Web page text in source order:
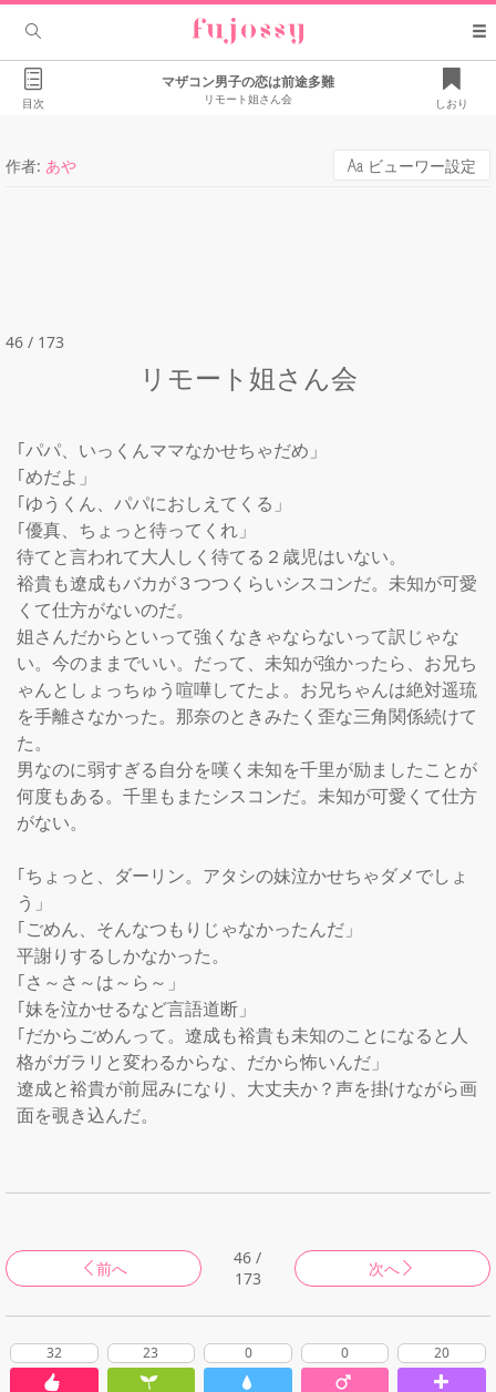
目次
マザコン男子の恋は前途多難
リモート姐さん会 しおり
作者: あや ビューワー設定
46 / 173
リモート姐さん会
｢パパ、いっくんママなかせちゃだめ」
｢めだよ」
｢ゆうくん、パパにおしえてくる」
｢優真、ちょっと待ってくれ」
待てと言われて大人しく待てる２歳児はいない。
裕貴も遼成もバカが３つつくらいシスコンだ。未知が可愛
くて仕方がないのだ。
姐さんだからといって強くなきゃならないって訳じゃな
い。今のままでいい。だって、未知が強かったら、お兄ち
ゃんとしょっちゅう喧嘩してたよ。お兄ちゃんは絶対遥琉
を手離さなかった。那奈のときみたく歪な三角関係続けて
た。
男なのに弱すぎる自分を嘆く未知を千里が励ましたことが
何度もある。千里もまたシスコンだ。未知が可愛くて仕方
がない。
｢ちょっと、ダーリン。アタシの妹泣かせちゃダメでしょ
う」
｢ごめん、そんなつもりじゃなかったんだ」
平謝りするしかなかった。
｢さ～さ～は～ら～」
｢妹を泣かせるなど言語道断」
｢だからごめんって。遼成も裕貴も未知のことになると人
格がガラリと変わるからな、だから怖いんだ」
遼成と裕貴が前屈みになり、大丈夫か？声を掛けながら画
面を覗き込んだ。
前へ
46 /
173
次へ
32 23 0 0 20